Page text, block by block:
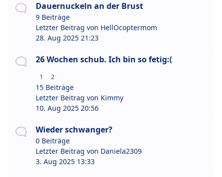
Dauernuckeln an der Brust
9 Beiträge
Letzter Beitrag von HellOcoptermom
28. Aug 2025 21:23
26 Wochen schub. Ich bin so fetig:(
1 2
15 Beiträge
Letzter Beitrag von Kimmy
10. Aug 2025 20:56
Wieder schwanger?
0 Beiträge
Letzter Beitrag von Daniela2309
3. Aug 2025 13:33